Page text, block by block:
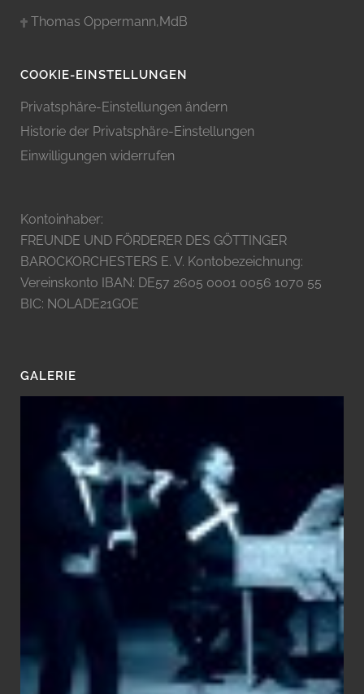
Thomas Oppermann,MdB
COOKIE-EINSTELLUNGEN
Privatsphäre-Einstellungen ändern
Historie der Privatsphäre-Einstellungen
Einwilligungen widerrufen
Kontoinhaber:
FREUNDE UND FÖRDERER DES GÖTTINGER
BAROCKORCHESTERS E. V. Kontobezeichnung:
Vereinskonto IBAN: DE57 2605 0001 0056 1070 55
BIC: NOLADE21GOE
GALERIE